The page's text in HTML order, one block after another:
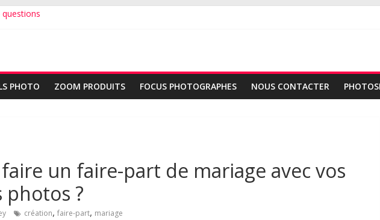
PHOTO ZOOM PRODUITS FOCUS PHOTOGRAPHES NOUS CONTACTER
un faire-part de mariage avec vos
photos ?
création, faire-part, mariage